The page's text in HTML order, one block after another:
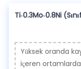
Ti-0.3Mo-0.8Ni
Yüksek oranda
içeren ortamlarda